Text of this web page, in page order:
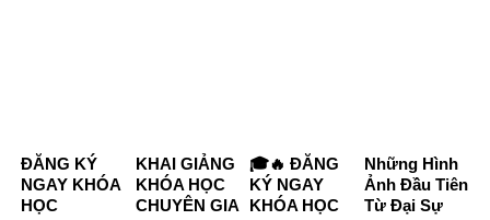
ĐĂNG KÝ
NGAY KHÓA
HỌC
KHAI GIẢNG
KHÓA HỌC
CHUYÊN GIA
🎓🔥 ĐĂNG
KÝ NGAY
KHÓA HỌC
Những Hình
Ảnh Đầu Tiên
Từ Đại Sự